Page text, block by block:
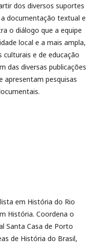
dos diversos suportes
documentação textual e
o diálogo que a equipe
local e a mais ampla,
e de educação
das diversas publicações
apresentam pesquisas
em História do Rio
História. Coordena o
Santa Casa de Porto
de História do Brasil,